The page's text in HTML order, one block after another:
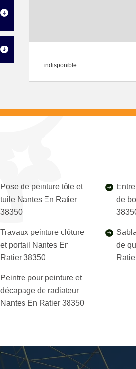
indisponible
Pose de peinture tôle et
tuile Nantes En Ratier
38350
Travaux peinture clôture
et portail Nantes En
Ratier 38350
Peintre pour peinture et
décapage de radiateur
Nantes En Ratier 38350
de
de